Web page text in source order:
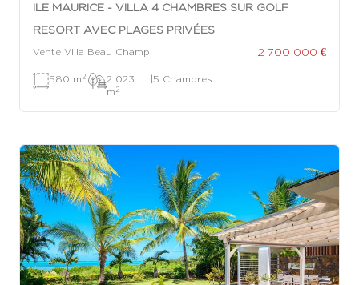
ILE MAURICE - VILLA 4 CHAMBRES SUR GOLF
RESORT AVEC PLAGES PRIVÉES
Vente Villa Beau Champ 2 700 000 €
580 m 2|
2 023
m 2
|5 Chambres